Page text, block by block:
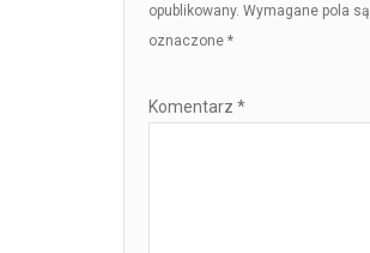
opublikowany. Wymagane pola są
oznaczone *
Komentarz *